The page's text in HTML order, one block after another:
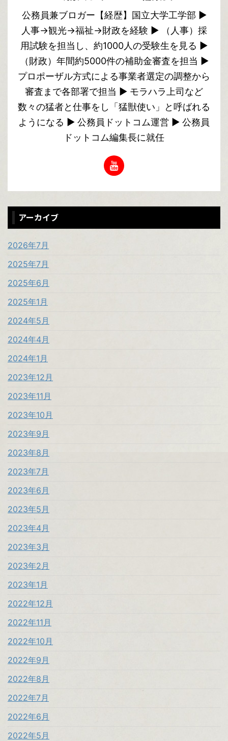
公務員兼ブロガー【経歴】国立大学工学部 ▶︎
人事→観光→福祉→財政を経験 ▶︎ （人事）採
用試験を担当し、約1000人の受験生を見る ▶︎
（財政）年間約5000件の補助金審査を担当 ▶︎
プロポーザル方式による事業者選定の調整から
審査まで各部署で担当 ▶︎ モラハラ上司など
数々の猛者と仕事をし「猛獣使い」と呼ばれる
ようになる ▶︎ 公務員ドットコム運営 ▶︎ 公務員
ドットコム編集長に就任
アーカイブ
2026年7月
2025年7月
2025年6月
2025年1月
2024年5月
2024年4月
2024年1月
2023年12月
2023年11月
2023年10月
2023年9月
2023年8月
2023年7月
2023年6月
2023年5月
2023年4月
2023年3月
2023年2月
2023年1月
2022年12月
2022年11月
2022年10月
2022年9月
2022年8月
2022年7月
2022年6月
2022年5月